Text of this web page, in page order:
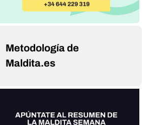
Metodología de
Maldita.es